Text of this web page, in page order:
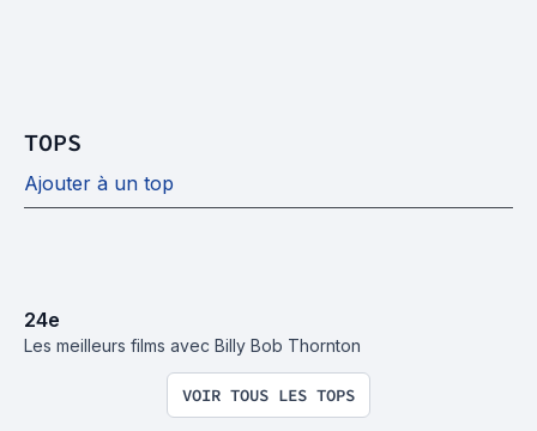
TOPS
Ajouter à un top
24e
Les meilleurs films avec Billy Bob Thornton
VOIR TOUS LES TOPS